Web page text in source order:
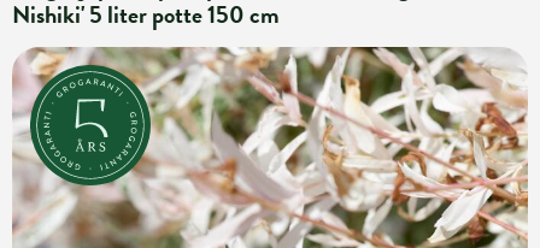
Nishiki' 5 liter potte 150 cm